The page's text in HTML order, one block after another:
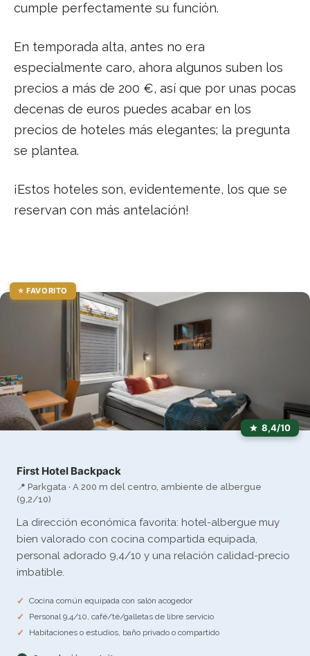
cumple perfectamente su función.
En temporada alta, antes no era
especialmente caro, ahora algunos suben los
precios a más de 200 €, así que por unas pocas
decenas de euros puedes acabar en los
precios de hoteles más elegantes; la pregunta
se plantea.
¡Estos hoteles son, evidentemente, los que se
reservan con más antelación!
⭐ FAVORITO
8,4/10
First Hotel Backpack
📍 Parkgata · A 200 m del centro, ambiente de albergue
(9,2/10)
La dirección económica favorita: hotel-albergue muy
bien valorado con cocina compartida equipada,
personal adorado 9,4/10 y una relación calidad-precio
imbatible.
Cocina común equipada con salón acogedor
Personal 9,4/10, café/té/galletas de libre servicio
Habitaciones o estudios, baño privado o compartido